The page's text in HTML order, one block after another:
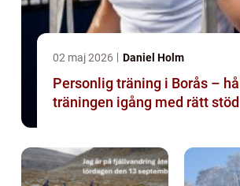
02 maj 2026 Daniel Holm
Personlig träning i Borås – håll
träningen igång med rätt stöd